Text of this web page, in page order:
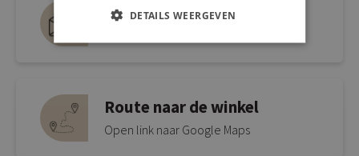
Mail ons via
Route naar de winkel
Open link naar Google Maps
DETAILS WEERGEVEN